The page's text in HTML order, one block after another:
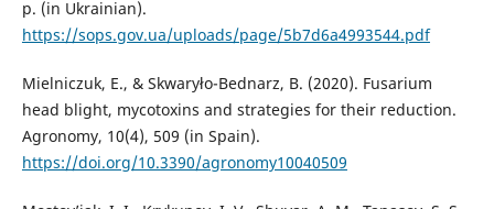
p. (in Ukrainian).
https://sops.gov.ua/uploads/page/5b7d6a4993544.pdf
Mielniczuk, E., & Skwaryło-Bednarz, B. (2020). Fusarium
head blight, mycotoxins and strategies for their reduction.
Agronomy, 10(4), 509 (in Spain).
https://doi.org/10.3390/agronomy10040509